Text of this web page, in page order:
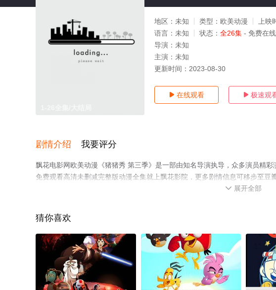
地区： 未知 类型： 欧美动漫 上映
语言： 未知 状态： 全26集 - 免费在
导演： 未知
主演： 未知
更新时间： 2023-08-30
 在线观看  极速观
剧情介绍 我要评分
飘花电影网欧美动漫《猪猪秀 第三季》是一部由知名导演执导，众多演员精
免费观看高清未删减完整版动漫全集就上飘花影院，更多剧情信息可移步至豆
 展开全部
猜你喜欢